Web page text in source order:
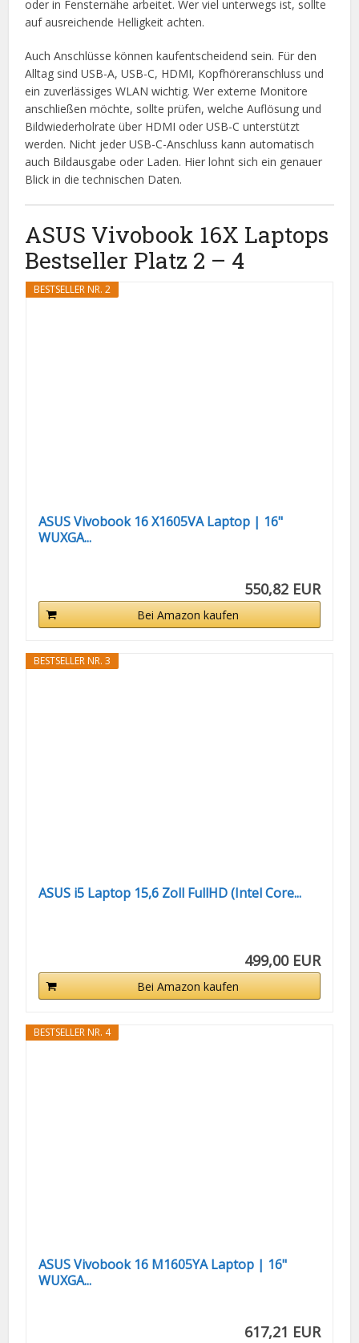
oder in Fensternähe arbeitet. Wer viel unterwegs ist, sollte
auf ausreichende Helligkeit achten.
Auch Anschlüsse können kaufentscheidend sein. Für den
Alltag sind USB-A, USB-C, HDMI, Kopfhöreranschluss und
ein zuverlässiges WLAN wichtig. Wer externe Monitore
anschließen möchte, sollte prüfen, welche Auflösung und
Bildwiederholrate über HDMI oder USB-C unterstützt
werden. Nicht jeder USB-C-Anschluss kann automatisch
auch Bildausgabe oder Laden. Hier lohnt sich ein genauer
Blick in die technischen Daten.
ASUS Vivobook 16X Laptops
Bestseller Platz 2 – 4
BESTSELLER NR. 2
ASUS Vivobook 16 X1605VA Laptop | 16"
WUXGA...
550,82 EUR
Bei Amazon kaufen
BESTSELLER NR. 3
ASUS i5 Laptop 15,6 Zoll FullHD (Intel Core...
499,00 EUR
Bei Amazon kaufen
BESTSELLER NR. 4
ASUS Vivobook 16 M1605YA Laptop | 16"
WUXGA...
617,21 EUR